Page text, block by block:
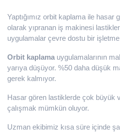
Yaptığımız orbit kaplama ile hasar
olarak yıpranan iş makinesi
uygulamalar çevre dostu bir
Orbit kaplama uygulamalarının
yarıya düşüyor. %50 daha düşük
gerek kalmıyor.
Hasar gören lastiklerde çok büyük
çalışmak mümkün oluyor.
Uzman ekibimiz kısa süre içinde